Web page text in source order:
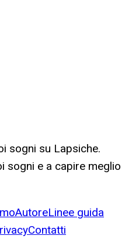
sogni su Lapsiche.
sogni e a capire meglio
AutoreLinee guida
Contatti